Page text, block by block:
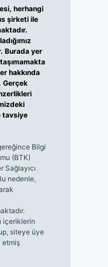
herhangi
şirketi ile
Burada yer
hakkında
Gerçek
tavsiye
Bilgi
(BTK)
Sağlayıcı
nedenle,
içeriklerin
siteye üye
etmiş